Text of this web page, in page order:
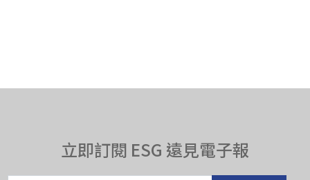
立即訂閱 ESG 遠見電子報